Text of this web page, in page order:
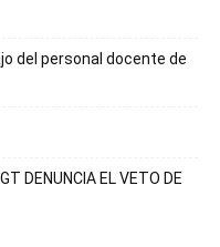
del personal docente de
DENUNCIA EL VETO DE